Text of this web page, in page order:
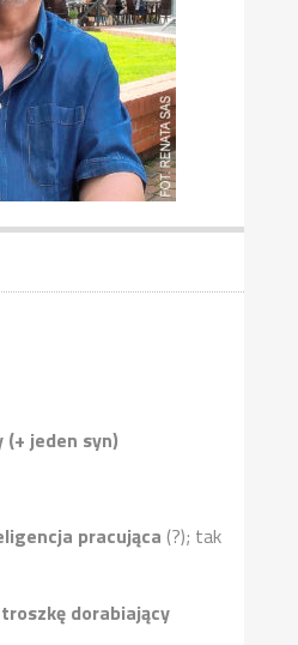
(+ jeden syn)
pracująca (?); tak
dorabiający